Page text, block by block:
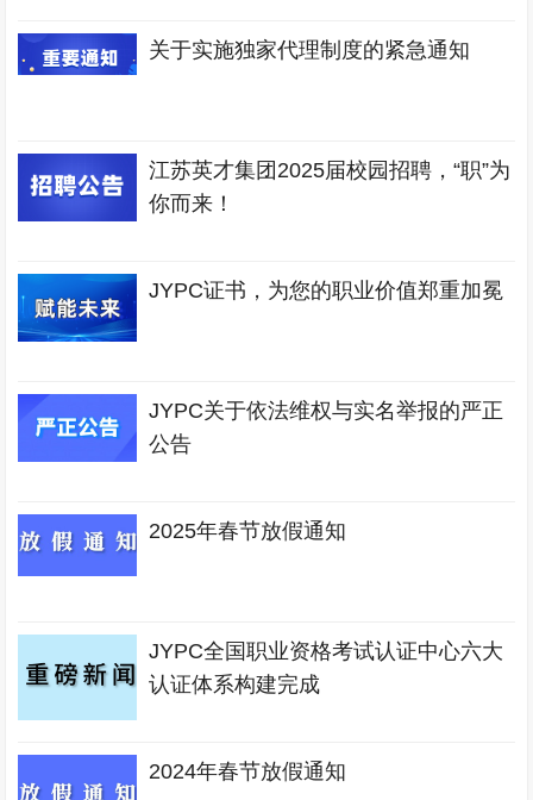
关于实施独家代理制度的紧急通知
江苏英才集团2025届校园招聘，“职”为
你而来！
JYPC证书，为您的职业价值郑重加冕
JYPC关于依法维权与实名举报的严正
公告
2025年春节放假通知
JYPC全国职业资格考试认证中心六大
认证体系构建完成
2024年春节放假通知